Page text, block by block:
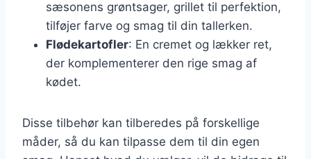
sæsonens grøntsager, grillet til perfektion,
tilføjer farve og smag til din tallerken.
Flødekartofler: En cremet og lækker ret,
der komplementerer den rige smag af
kødet.
Disse tilbehør kan tilberedes på forskellige
måder, så du kan tilpasse dem til din egen